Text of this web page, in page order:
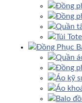
Đồng
Đồng
Quần
Túi
Đồng Phục
Quần
Đồng
Áo kỹ
Áo
Balo